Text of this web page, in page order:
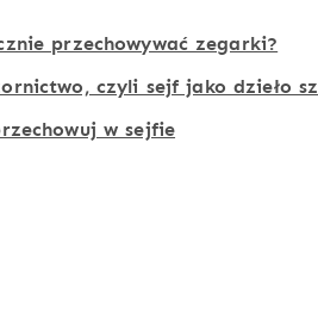
przechowywać zegarki?
czyli sejf jako dzieło
w sejfie